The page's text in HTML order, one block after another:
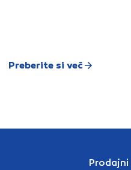
Preberite si več